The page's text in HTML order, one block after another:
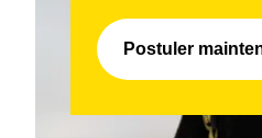
Postuler